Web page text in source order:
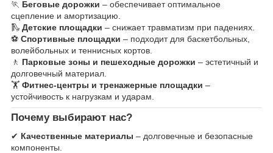
🏃 Беговые дорожки – обеспечивает оптимальное
сцепление и амортизацию.
🛝 Детские площадки – снижает травматизм при падениях.
⚽ Спортивные площадки – подходит для баскетбольных,
волейбольных и теннисных кортов.
🚶 Парковые зоны и пешеходные дорожки – эстетичный и
долговечный материал.
🏋 Фитнес-центры и тренажерные площадки –
устойчивость к нагрузкам и ударам.
Почему выбирают нас?
✔ Качественные материалы – долговечные и безопасные
компоненты.